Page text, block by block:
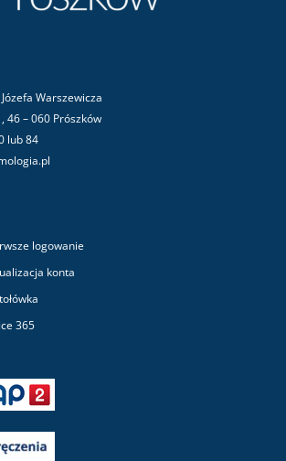
Józefa Warszewicza
46 – 060 Prószków
lub 84
logowanie
konta
365